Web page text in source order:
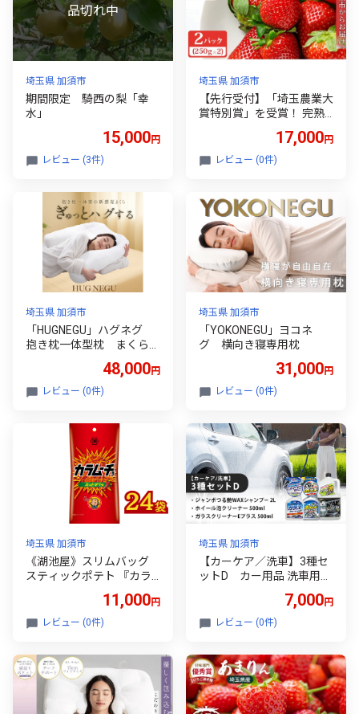
埼玉県 加須市
期間限定 騎西の梨「幸
水」
15,000円
レビュー (3件)
埼玉県 加須市
【先行受付】「埼玉農業大
賞特別賞」を受賞！ 完熟
朝摘み あまりん 250g×2
(8粒～15粒) 【苺】 イ
チゴ おおきい スイーツ あ
限定 人気いちご 甘い いち
ご 旬 直送 おすすめいちご
ストロベリー 苺ジャム い
ちご 好きのための いちご
17,000円
レビュー (0件)
埼玉県 加須市
「HUGNEGU」ハグネグ
抱き枕一体型枕 まくら
48,000円
レビュー (0件)
埼玉県 加須市
「YOKONEGU」ヨコネ
グ 横向き寝専用枕
31,000円
レビュー (0件)
埼玉県 加須市
《湖池屋》スリムバッグ
スティックポテト 『カラ
ムーチョ ホットチリ味』
３４ｇ×２４袋 【ポテ
トチップス】 ﾎﾟﾃﾁ スナッ
ュ 遠足 旅行 ホームパーテ
ィ 差し入れ 部活 持ち運び
便利 おやつ おつまみ
11,000円
レビュー (0件)
埼玉県 加須市
【カーケア／洗車】3種セ
ットD カー用品 洗車用品
シャンプー 【掃除】車
【洗車】 自動車 水垢 大容
量 【カーケア】【大掃
落とし 本体 大 生活用品 液
体洗剤 家族 家庭 消耗品 ま
とめ買い 詰め合わせ セッ
ト
7,000円
レビュー (0件)